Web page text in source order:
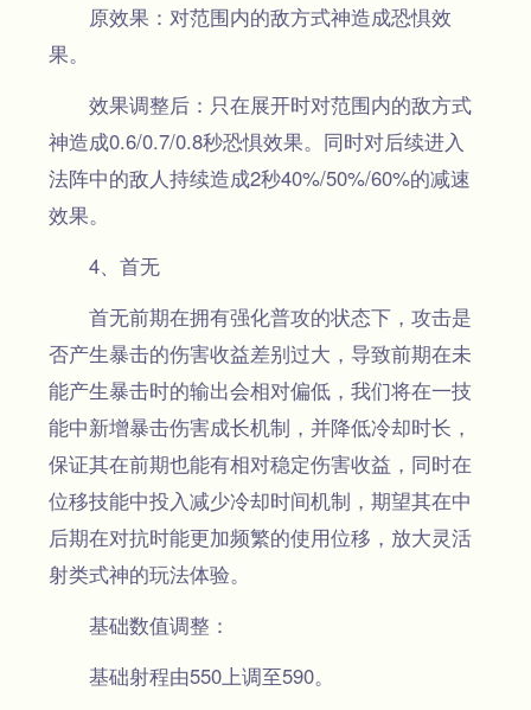
原效果：对范围内的敌方式神造成恐惧效
果。
效果调整后：只在展开时对范围内的敌方式
神造成0.6/0.7/0.8秒恐惧效果。同时对后续进入
法阵中的敌人持续造成2秒40%/50%/60%的减速
效果。
4、首无
首无前期在拥有强化普攻的状态下，攻击是
否产生暴击的伤害收益差别过大，导致前期在未
能产生暴击时的输出会相对偏低，我们将在一技
能中新增暴击伤害成长机制，并降低冷却时长，
保证其在前期也能有相对稳定伤害收益，同时在
位移技能中投入减少冷却时间机制，期望其在中
后期在对抗时能更加频繁的使用位移，放大灵活
射类式神的玩法体验。
基础数值调整：
基础射程由550上调至590。